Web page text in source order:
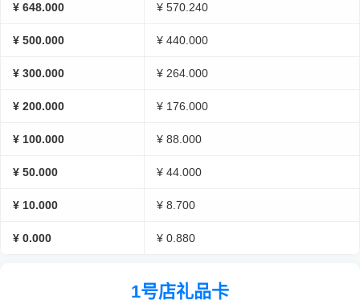
¥ 648.000 ¥ 570.240
¥ 500.000 ¥ 440.000
¥ 300.000 ¥ 264.000
¥ 200.000 ¥ 176.000
¥ 100.000 ¥ 88.000
¥ 50.000 ¥ 44.000
¥ 10.000 ¥ 8.700
¥ 0.000 ¥ 0.880
1号店礼品卡